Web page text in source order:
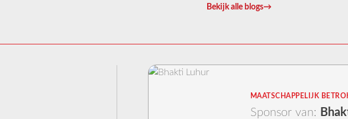
Bekijk alle blogs→
MAATSCHAPPELIJK
Sponsor van: